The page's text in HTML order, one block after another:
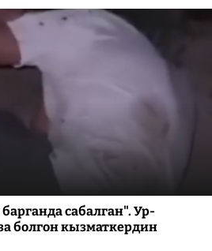
сабалган". Ур-
болгон кызматкердин